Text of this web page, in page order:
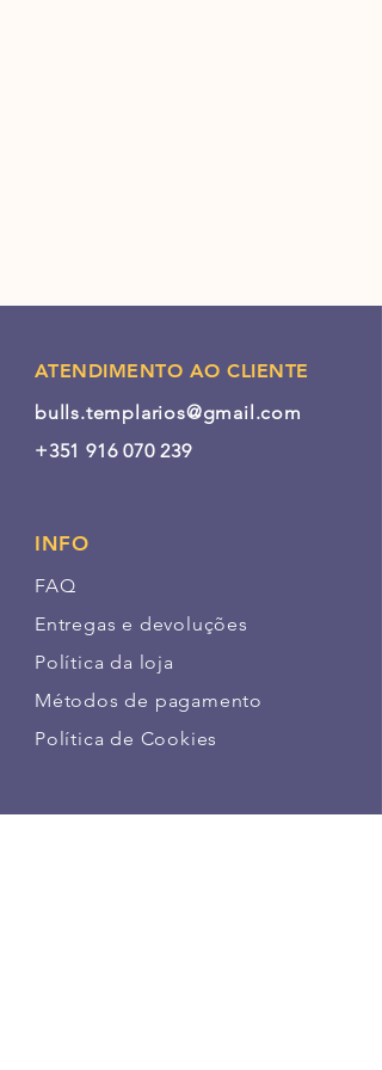
ATENDIMENTO AO CLIENTE
bulls.templarios@gmail.com
+351 916 070 239
INFO
FAQ
Entregas e devoluções
Política da loja
Métodos de pagamento
Política de Cookies